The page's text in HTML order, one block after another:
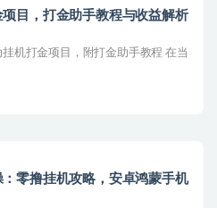
目，打金助手教程与收益解析
机打金项目，附打金助手教程 在当
零撸挂机攻略，安卓鸿蒙手机